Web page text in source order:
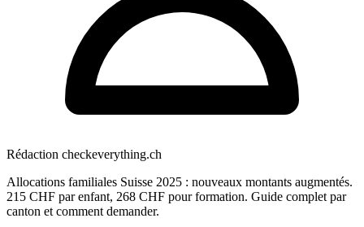
Rédaction checkeverything.ch
Allocations familiales Suisse 2025 : nouveaux montants augmentés.
215 CHF par enfant, 268 CHF pour formation. Guide complet par
canton et comment demander.